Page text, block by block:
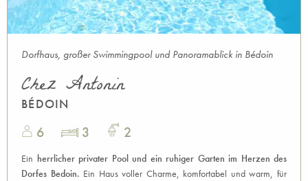
Dorfhaus, großer Swimmingpool und Panoramablick in Bédoin
Chez Antonin
BÉDOIN
6 3 2
Ein herrlicher privater Pool und ein ruhiger Garten im Herzen des
Dorfes Bedoin. Ein Haus voller Charme, komfortabel und warm, für